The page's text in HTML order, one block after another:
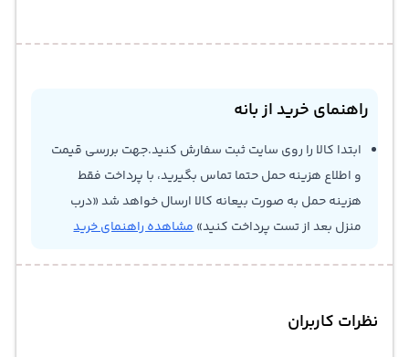
راهنمای خرید از بانه
ابتدا کالا را روی سایت ثبت سفارش کنید.جهت بررسی قیمت
و اطلاع هزینه حمل حتما تماس بگیرید، با پرداخت فقط
هزینه حمل به صورت بیعانه کالا ارسال خواهد شد «درب
منزل بعد از تست پرداخت کنید»مشاهده راهنمای خرید
نظرات کاربران